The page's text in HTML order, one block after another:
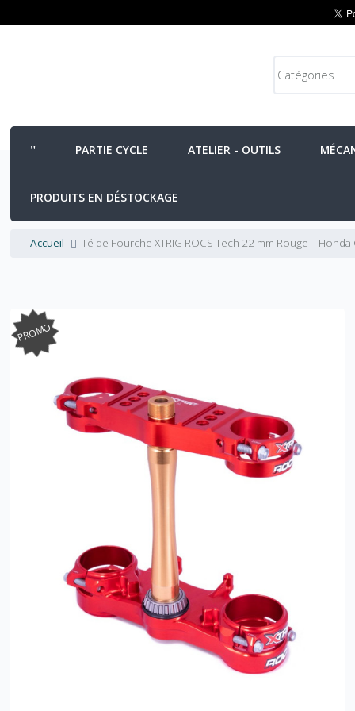
PARTIE CYCLE ATELIER - OUTILS
PRODUITS EN DÉSTOCKAGE
Accueil Té de Fourche XTRIG ROCS Tech 22 mm Rouge –
PROMO